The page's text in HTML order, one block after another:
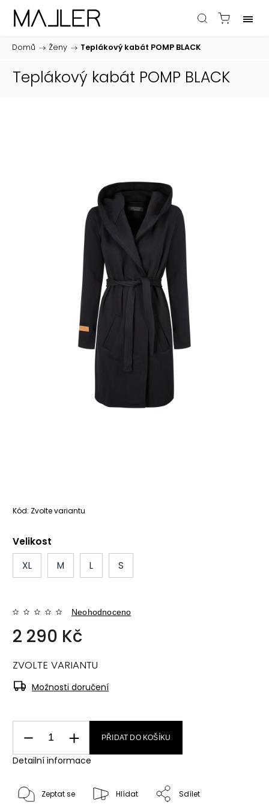
Domů / Ženy / Teplákový kabát POMP BLACK
Teplákový kabát POMP BLACK
Kód: Zvolte variantu
Velikost
XL
M L S
Neohodnoceno
2 290 Kč
ZVOLTE VARIANTU
Možnosti doručení
PŘIDAT DO KOŠÍKU
Detailní informace
Zeptat se Hlídat Sdílet